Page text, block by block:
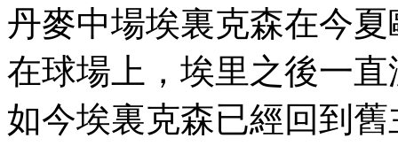
丹麥中場埃裏克森在今
在球場上 ，埃里之後一直
如今埃裏克森已經回到舊